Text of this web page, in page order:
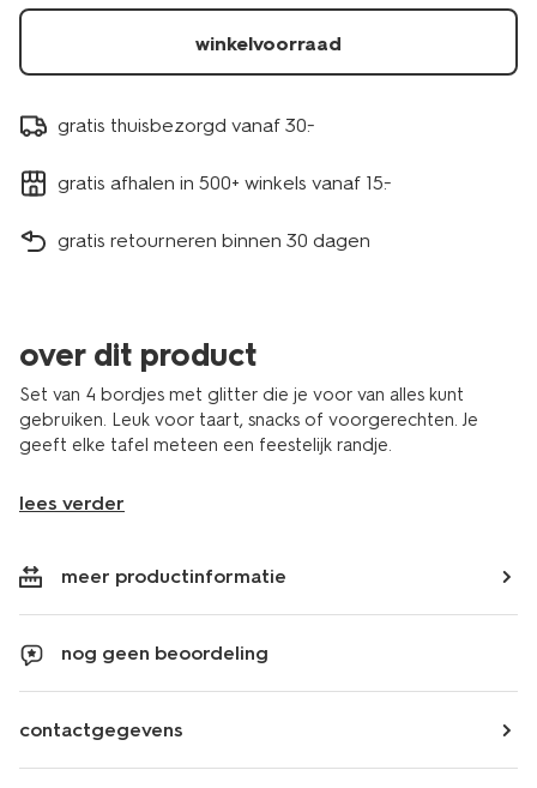
14250309.html
winkelvoorraad
gratis thuisbezorgd vanaf 30.-
gratis afhalen in 500+ winkels vanaf 15.-
gratis retourneren binnen 30 dagen
over dit product
Set van 4 bordjes met glitter die je voor van alles kunt
gebruiken. Leuk voor taart, snacks of voorgerechten. Je
geeft elke tafel meteen een feestelijk randje.
lees verder
meer productinformatie
nog geen beoordeling
contactgegevens